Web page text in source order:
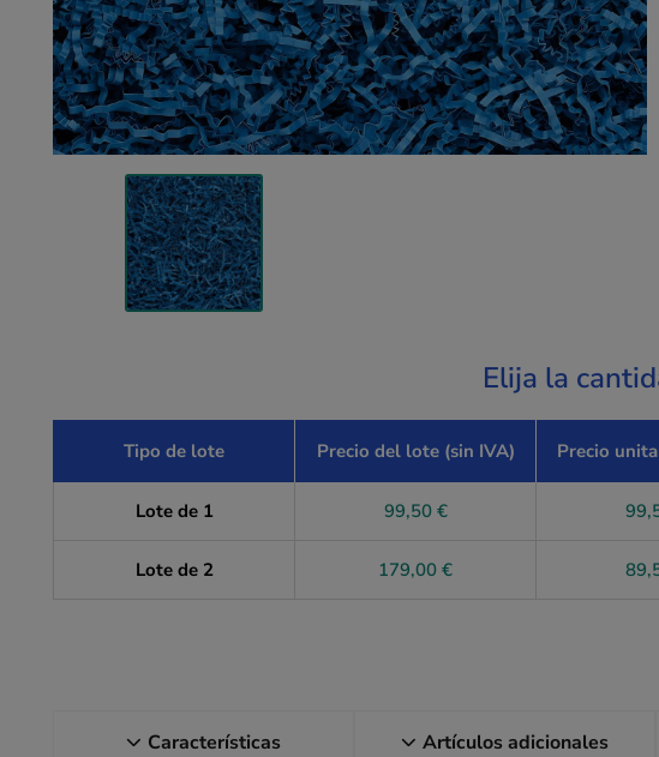
Elija la
Tipo de lote Precio del lote (sin IVA) Precio
Lote de 1 99,50 €
Lote de 2 179,00 €
Características Artículos adicionales